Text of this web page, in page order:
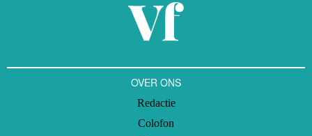
OVER ONS
Redactie
Colofon